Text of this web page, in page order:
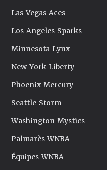
Las Vegas Aces
Los Angeles Sparks
Minnesota Lynx
New York Liberty
Phoenix Mercury
Seattle Storm
Washington Mystics
Palmarès WNBA
Équipes WNBA